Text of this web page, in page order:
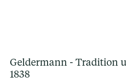
Geldermann - Tradition
1838